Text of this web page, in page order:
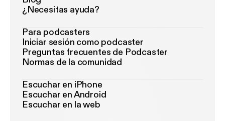
¿Necesitas ayuda?
Para podcasters
Iniciar sesión como podcaster
Preguntas frecuentes de Podcaster
Normas de la comunidad
Escuchar en iPhone
Escuchar en Android
Escuchar en la web